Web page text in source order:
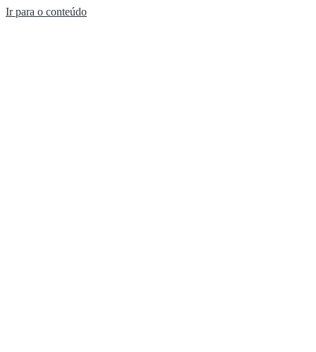
Ir para o conteúdo